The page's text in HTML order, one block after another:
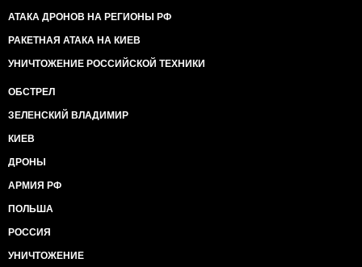
АТАКА ДРОНОВ НА РЕГИОНЫ РФ
РАКЕТНАЯ АТАКА НА КИЕВ
УНИЧТОЖЕНИЕ РОССИЙСКОЙ ТЕХНИКИ
ОБСТРЕЛ
ЗЕЛЕНСКИЙ ВЛАДИМИР
КИЕВ
ДРОНЫ
АРМИЯ РФ
ПОЛЬША
РОССИЯ
УНИЧТОЖЕНИЕ